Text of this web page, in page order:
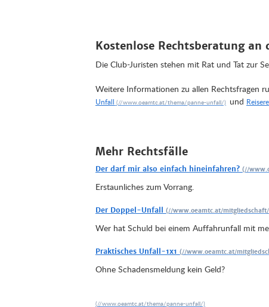
Kostenlose Rechtsberatung
Die Club-Juristen stehen mit Rat und Tat zur
Weitere Informationen zu allen Rechtsfragen
Unfall
und
Mehr Rechtsfälle
Der darf mir also einfach hineinfahren?
Erstaunliches zum Vorrang.
Der Doppel-Unfall
Wer hat Schuld bei einem Auffahrunfall mit
Praktisches Unfall-1x1
Ohne Schadensmeldung kein Geld?